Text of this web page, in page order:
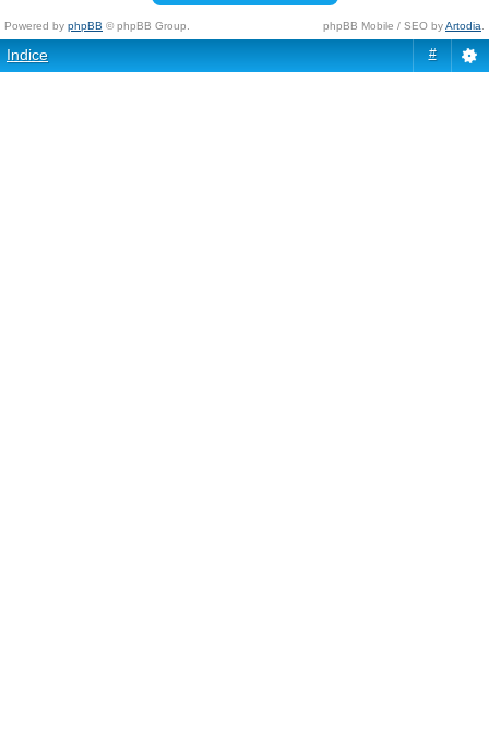
Powered by phpBB © phpBB Group. phpBB Mobile / SEO byArtodia
Indice #